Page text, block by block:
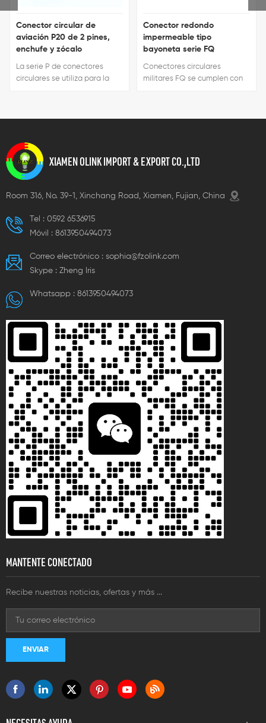
Conector circular de
aviación P20 de 2 pines,
enchufe y zócalo
La serie P de conectores
circulares se utiliza para la
industriales.
Conector redondo
impermeable tipo
bayoneta serie FQ
Conectores circulares
militares FQ se cumplen con
utilizados en la conexión
XIAMEN OLINK IMPORT & EXPORT CO.,LTD
Room 316, No. 39-1, Xinchang Road, Xiamen, Fujian, China
Tel : 0592 6536915
Móvil : 8613950494073
Correo electrónico : sophia@fzolink.com
Skype : Zheng lris
Whatsapp : 8613950494073
MANTENTE CONECTADO
Recibe nuestras noticias, ofertas y más ...